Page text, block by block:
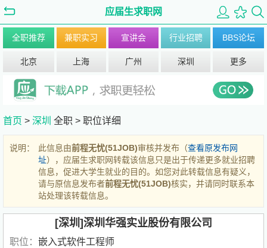
应届生求职网
全职推荐 兼职实习 宣讲会 行业招聘 BBS论坛
北京 上海 广州 深圳 更多
首页 > 深圳 全职 > 职位详细
说明： 此信息由前程无忧(51JOB)审核并发布（查看原发布网
址），应届生求职网转载该信息只是出于传递更多就业招聘
信息，促进大学生就业的目的。如您对此转载信息有疑义，
请与原信息发布者前程无忧(51JOB)核实，并请同时联系本
站处理该转载信息。
[深圳]深圳华强实业股份有限公司
职位： 嵌入式软件工程师